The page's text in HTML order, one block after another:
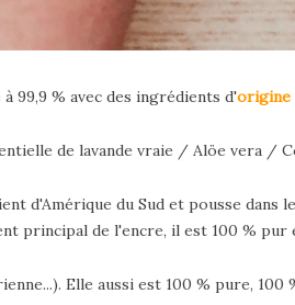
99,9 % avec des ingrédients d'origine
de lavande vraie / Alöe vera /
d'Amérique du Sud et pousse dans
principal de l'encre, il est 100 % pur
Elle aussi est 100 % pure,